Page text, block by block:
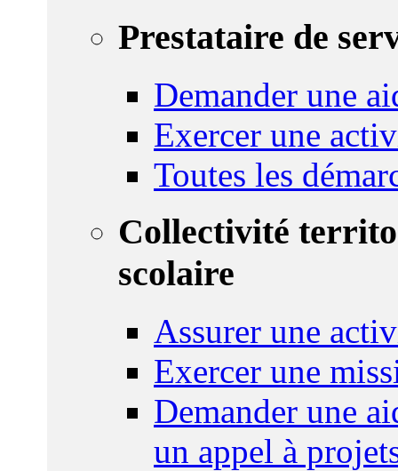
Prestataire de
Demander une
Exercer une
Toutes les
Collectivité
scolaire
Assurer une
Exercer une
Demander une
un appel à